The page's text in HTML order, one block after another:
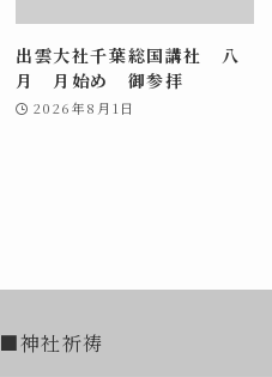
出雲大社千葉総国講社 八
月 月始め 御参拝
2026年8月1日
■神社祈祷